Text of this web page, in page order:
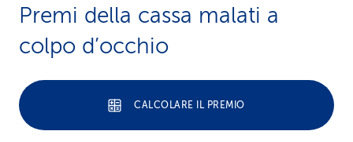
Premi della cassa malati a
colpo d’occhio
CALCOLARE IL PREMIO